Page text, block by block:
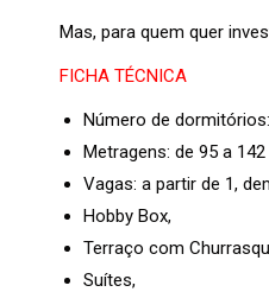
Mas, para quem quer
FICHA TÉCNICA
Número de
Metragens: de 95 a 142
Vagas: a partir de 1,
Hobby Box,
Terraço com
Suítes,